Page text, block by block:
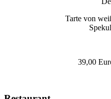
Tarte von
39,00